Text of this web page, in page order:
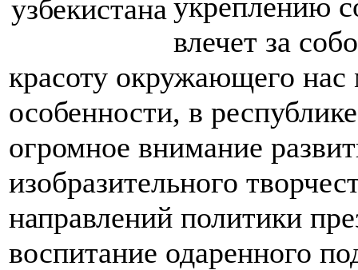
влечет за
красоту окружающего
особенности, в
огромное внимание
изобразительного
направлений политики
воспитание одаренного